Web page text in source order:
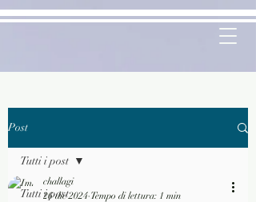
Post
Tutti i post
Tutti i post
challagi
26 dic 2024 Tempo di lettura: 1 min